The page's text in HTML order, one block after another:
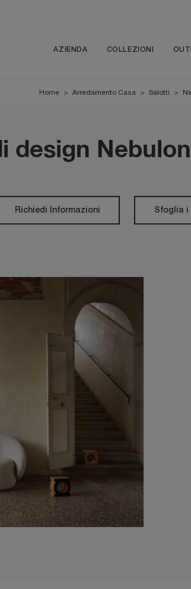
AZIENDA COLLEZIONI
Home > Arredamento Casa > Salotti >
design
Richiedi Informazioni Sfoglia i